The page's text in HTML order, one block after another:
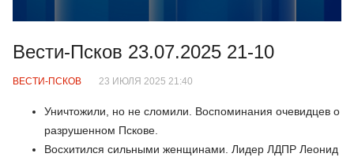
Вести-Псков 23.07.2025 21-10
ВЕСТИ-ПСКОВ 23 ИЮЛЯ 2025 21:40
Уничтожили, но не сломили. Воспоминания очевидцев о
разрушенном Пскове.
Восхитился сильными женщинами. Лидер ЛДПР Леонид